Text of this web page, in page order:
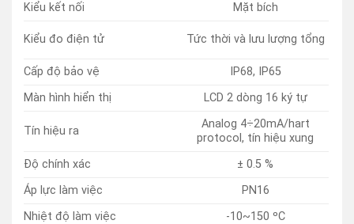
Kiểu kết nối
Mặt bích
Kiểu đo điện tử Tức thời và lưu lượng tổng
Cấp độ bảo vệ
IP68, IP65
Màn hình hiển thị
LCD 2 dòng 16 ký tự
Tín hiệu ra
Analog 4÷20mA/hart
protocol, tín hiệu xung
Độ chính xác
± 0.5 %
Áp lực làm việc
PN16
Nhiệt độ làm việc
-10~150 ºC